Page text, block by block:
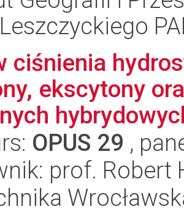
ciśnienia
ekscytony
OPUS 29 ,
prof. Robert